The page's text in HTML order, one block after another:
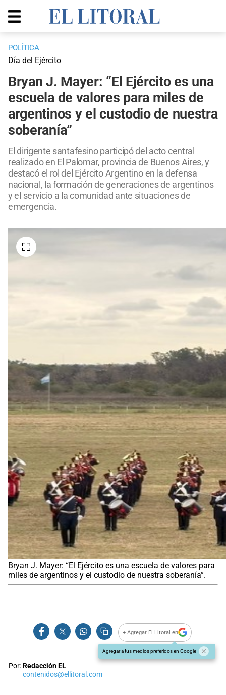
POLÍTICA
Día del Ejército
Bryan J. Mayer: “El Ejército es una
escuela de valores para miles de
argentinos y el custodio de nuestra
soberanía”
El dirigente santafesino participó del acto central
realizado en El Palomar, provincia de Buenos Aires, y
destacó el rol del Ejército Argentino en la defensa
nacional, la formación de generaciones de argentinos
y el servicio a la comunidad ante situaciones de
emergencia.
Bryan J. Mayer: “El Ejército es una escuela de valores para
miles de argentinos y el custodio de nuestra soberanía”.
+ Agregar El Litoral en
Agregar a tus medios preferidos en Google
Por:Redacción EL
contenidos@ellitoral.com